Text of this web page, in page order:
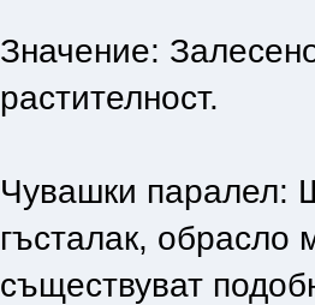
Значение:
растителност.
Чувашки паралел:
гъсталак, обрасло
съществуват